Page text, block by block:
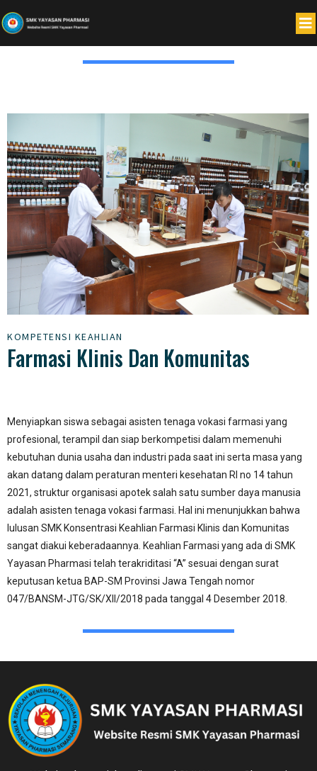
KOMPETENSI KEAHLIAN
Farmasi Klinis Dan Komunitas
Menyiapkan siswa sebagai asisten tenaga vokasi farmasi yang
profesional, terampil dan siap berkompetisi dalam memenuhi
kebutuhan dunia usaha dan industri pada saat ini serta masa yang
akan datang dalam peraturan menteri kesehatan RI no 14 tahun
2021, struktur organisasi apotek salah satu sumber daya manusia
adalah asisten tenaga vokasi farmasi. Hal ini menunjukkan bahwa
lulusan SMK Konsentrasi Keahlian Farmasi Klinis dan Komunitas
sangat diakui keberadaannya. Keahlian Farmasi yang ada di SMK
Yayasan Pharmasi telah terakriditasi “A” sesuai dengan surat
keputusan ketua BAP-SM Provinsi Jawa Tengah nomor
047/BANSM-JTG/SK/XII/2018 pada tanggal 4 Desember 2018.